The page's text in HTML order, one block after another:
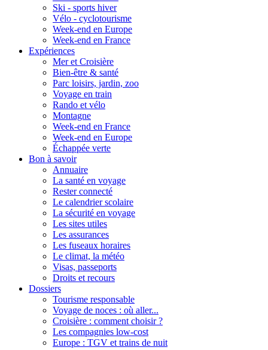
Ski - sports hiver
Vélo - cyclotourisme
Week-end en Europe
Week-end en France
Expériences
Mer et Croisière
Bien-être & santé
Parc loisirs, jardin, zoo
Voyage en train
Rando et vélo
Montagne
Week-end en France
Week-end en Europe
Échappée verte
Bon à savoir
Annuaire
La santé en voyage
Rester connecté
Le calendrier scolaire
La sécurité en voyage
Les sites utiles
Les assurances
Les fuseaux horaires
Le climat, la météo
Visas, passeports
Droits et recours
Dossiers
Tourisme responsable
Voyage de noces : où aller...
Croisière : comment choisir ?
Les compagnies low-cost
Europe : TGV et trains de nuit